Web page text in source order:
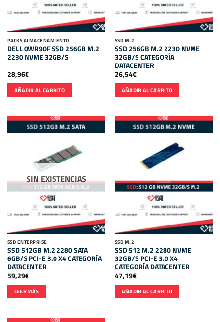
PACKS ALMACENAMIENTO
DELL 0WR90F SSD 256GB M.2
2230 NVME 32GB/S
28,96€
AÑADIR AL CARRITO
SSD M.2
SSD 256GB M.2 2230 NVME
32GB/S CATEGORÍA
DATACENTER
26,54€
AÑADIR AL CARRITO
SIN EXISTENCIAS
SSD ENTERPRISE
SSD 512GB M.2 2280 SATA
6GB/S PCI-E 3.0 X4 CATEGORÍA
DATACENTER
59,29€
LEER MÁS
SSD M.2
SSD 512 M.2 2280 NVME
32GB/S PCI-E 3.0 X4
CATEGORÍA DATACENTER
47,19€
AÑADIR AL CARRITO